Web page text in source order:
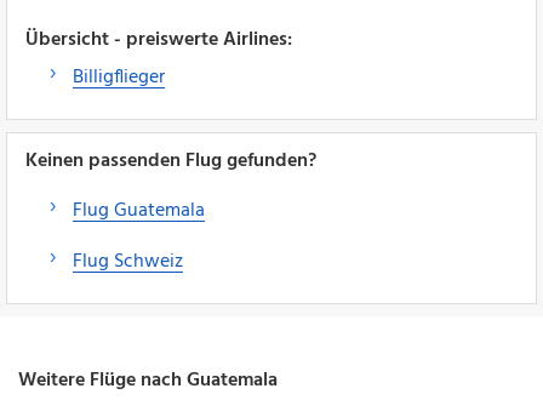
Übersicht - preiswerte Airlines:
Billigflieger
Keinen passenden Flug gefunden?
Flug Guatemala
Flug Schweiz
Weitere Flüge nach Guatemala